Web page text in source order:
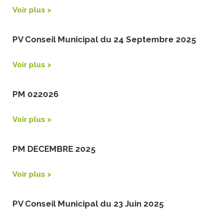
Voir plus >
PV Conseil Municipal du 24 Septembre 2025
Voir plus >
PM 022026
Voir plus >
PM DECEMBRE 2025
Voir plus >
PV Conseil Municipal du 23 Juin 2025